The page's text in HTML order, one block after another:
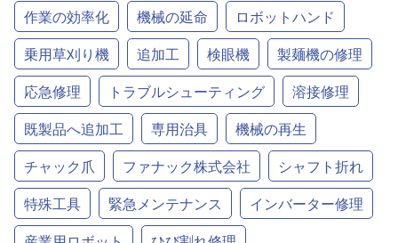
作業の効率化
機械の延命
ロボットハンド
乗用草刈り機
追加工 検眼機
製麺機の修理
応急修理
トラブルシューティング
溶接修理
既製品へ追加工
専用治具
機械の再生
チャック爪
ファナック株式会社
シャフト折れ
特殊工具
緊急メンテナンス
インバーター修理